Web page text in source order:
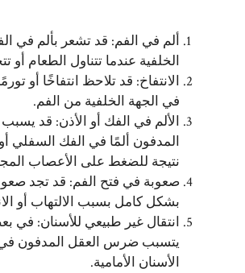
ألم في الفم: قد تشعر بألم في
الخلفية عندما تتناول الطعام أو
الانتفاخ: قد تلاحظ انتفاخًا أو
في الجهة الخلفية من الفم.
الألم في الفك أو الأذن: قد
المدفون ألمًا في الفك السفلي
نتيجة للضغط على الأعصاب
صعوبة في فتح الفم: قد تجد
بشكل كامل بسبب الالتهاب أو
انتقال غير طبيعي للأسنان: في
يتسبب ضرس العقل المدفون في
الأسنان الأمامية.